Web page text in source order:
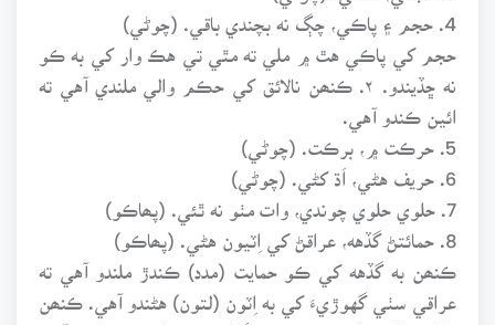
حجم کي پاڪي هٿ ۾ ملي ته مٿي تي هڪ وار کي به ڪو
نه ڇڏيندو. ۲. ڪنھن نالائق کي حڪم والي ملندي آهي ته
ائين ڪندو آهي.
ڪنھن به گڏهه کي ڪو حمايت (مدد) ڪندڙ ملندو آهي ته
عراقي سٺي گهوڙيءَ کي به اِٽون (لتون) هڻندو آهي. ڪنھن